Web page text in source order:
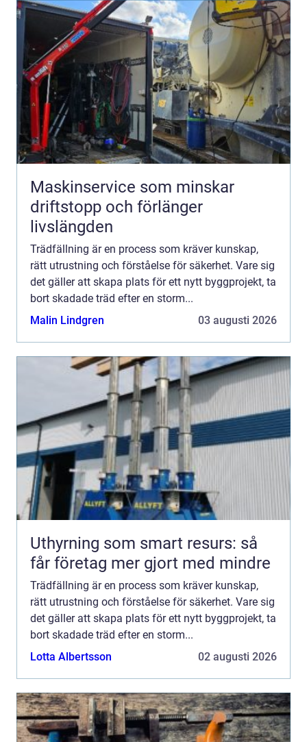
Maskinservice som minskar
driftstopp och förlänger
livslängden
Trädfällning är en process som kräver kunskap,
rätt utrustning och förståelse för säkerhet. Vare sig
det gäller att skapa plats för ett nytt byggprojekt, ta
bort skadade träd efter en storm...
Malin Lindgren
03 augusti 2026
Uthyrning som smart resurs: så
får företag mer gjort med mindre
Trädfällning är en process som kräver kunskap,
rätt utrustning och förståelse för säkerhet. Vare sig
det gäller att skapa plats för ett nytt byggprojekt, ta
bort skadade träd efter en storm...
Lotta Albertsson
02 augusti 2026